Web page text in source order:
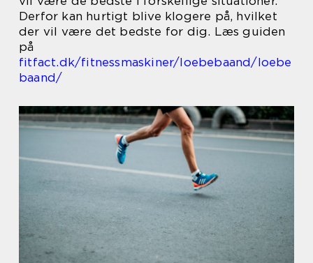
Derfor kan hurtigt blive klogere på, hvilket
der vil være det bedste for dig. Læs guiden
på
fitfact.dk/fitnessmaskiner/loebebaand/loebe
baand/